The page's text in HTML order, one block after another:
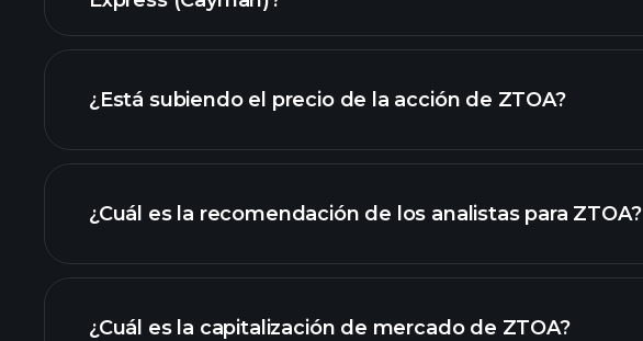
gráfico avanzado
¿Está subiendo el precio de la acción de ZTOA?
gráfico de ZTOA
¿Cuál es la recomendación de los analistas para ZTOA?
¿Cuál es la capitalización de mercado de ZTOA?